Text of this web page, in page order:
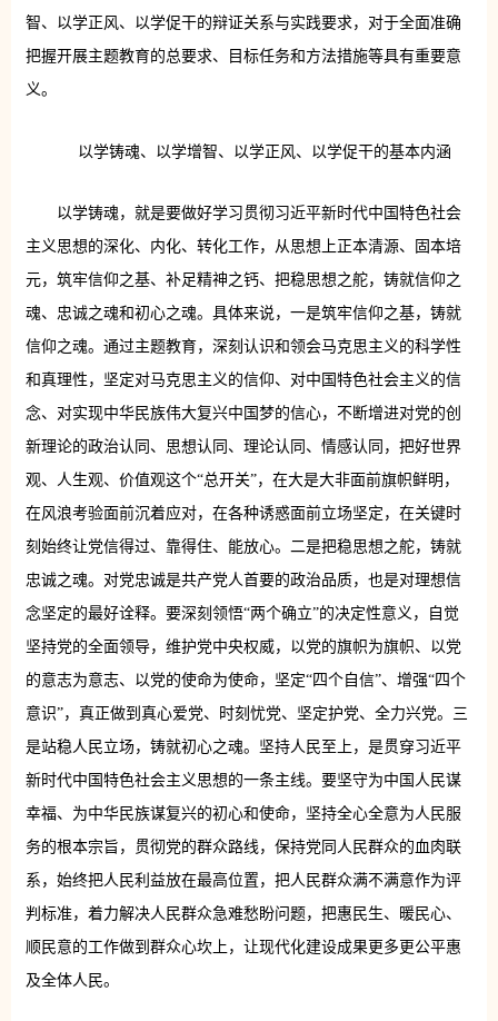
智、以学正风、以学促干的辩证关系与实践要求，对于全面准确
把握开展主题教育的总要求、目标任务和方法措施等具有重要意
义。
以学铸魂、以学增智、以学正风、以学促干的基本内涵
以学铸魂，就是要做好学习贯彻习近平新时代中国特色社会
主义思想的深化、内化、转化工作，从思想上正本清源、固本培
元，筑牢信仰之基、补足精神之钙、把稳思想之舵，铸就信仰之
魂、忠诚之魂和初心之魂。具体来说，一是筑牢信仰之基，铸就
信仰之魂。通过主题教育，深刻认识和领会马克思主义的科学性
和真理性，坚定对马克思主义的信仰、对中国特色社会主义的信
念、对实现中华民族伟大复兴中国梦的信心，不断增进对党的创
新理论的政治认同、思想认同、理论认同、情感认同，把好世界
观、人生观、价值观这个“总开关”，在大是大非面前旗帜鲜明，
在风浪考验面前沉着应对，在各种诱惑面前立场坚定，在关键时
刻始终让党信得过、靠得住、能放心。二是把稳思想之舵，铸就
忠诚之魂。对党忠诚是共产党人首要的政治品质，也是对理想信
念坚定的最好诠释。要深刻领悟“两个确立”的决定性意义，自觉
坚持党的全面领导，维护党中央权威，以党的旗帜为旗帜、以党
的意志为意志、以党的使命为使命，坚定“四个自信”、增强“四个
意识”，真正做到真心爱党、时刻忧党、坚定护党、全力兴党。三
是站稳人民立场，铸就初心之魂。坚持人民至上，是贯穿习近平
新时代中国特色社会主义思想的一条主线。要坚守为中国人民谋
幸福、为中华民族谋复兴的初心和使命，坚持全心全意为人民服
务的根本宗旨，贯彻党的群众路线，保持党同人民群众的血肉联
系，始终把人民利益放在最高位置，把人民群众满不满意作为评
判标准，着力解决人民群众急难愁盼问题，把惠民生、暖民心、
顺民意的工作做到群众心坎上，让现代化建设成果更多更公平惠
及全体人民。